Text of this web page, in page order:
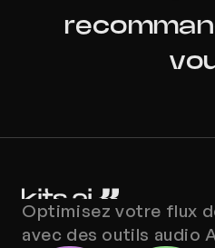
Optimisez votre flux
avec des outils audio